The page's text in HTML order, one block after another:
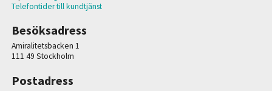
Telefontider till kundtjänst
Besöksadress
Amiralitetsbacken 1
111 49 Stockholm
Postadress